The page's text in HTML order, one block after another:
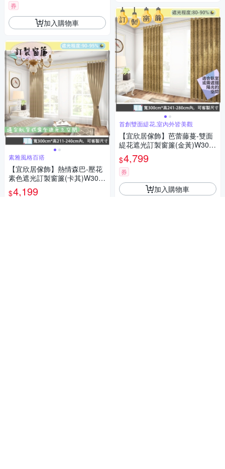
券
加入購物車
素雅風格百搭
【宜欣居傢飾】熱情森巴-壓花
素色遮光訂製窗簾(卡其)W300*
H211-240cm以內*2片/台灣製
$4,199
首創雙面緹花,室內外皆美觀
【宜欣居傢飾】芭蕾藤蔓-雙面
緹花遮光訂製窗簾(金黃)W300*
H241-280cm以內*2片/台灣製
$4,799
券
加入購物車